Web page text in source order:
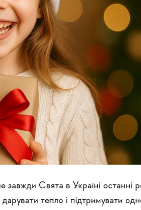
завжди Свята в Україні
тепло і підтримувати